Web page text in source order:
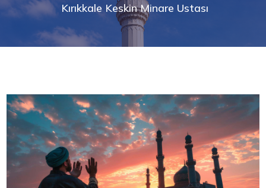
Kırıkkale Keskin Minare Ustası